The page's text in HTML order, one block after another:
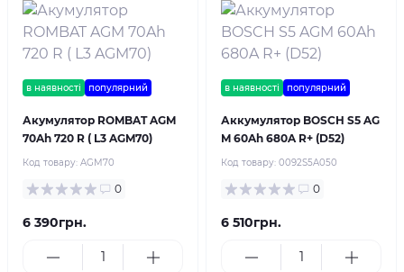
в наявності популярний
Акумулятор ROMBAT AGM
70Ah 720 R ( L3 AGM70)
Код товару: AGM70
0
6 390грн.
в наявності популярний
Аккумулятор BOSCH S5 AG
M 60Ah 680A R+ (D52)
Код товару: 0092S5A050
0
6 510грн.